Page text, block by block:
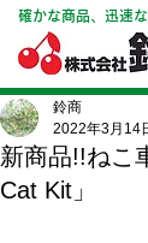
確かな商品、迅速
新商品!!ねこ
Cat Kit」
鈴商
2022年3月14